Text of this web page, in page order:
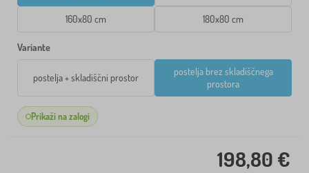
160x80 cm 180x80 cm
Variante
postelja + skladiščni prostor
postelja brez skladiščnega
prostora
Prikaži na zalogi
198,80 €